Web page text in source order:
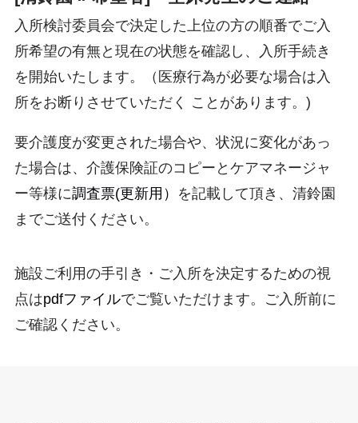
入所検討委員会で決定した上位の方の順番でご入
所希望の有無と現在の状態を確認し、入所手続き
を開始いたします。（医療行為が必要な場合は入
所をお断りさせていただく ことがあります。)
要介護度が変更された場合や、状況に変化があっ
た場合は、介護保険証のコピーとケアマネージャ
ー等様に調査票(更新用）
を記載して頂き、清鈴園
までご送付ください。
施設ご利用の手引き・ご入所を決定するための視
点はpdfファイルでご覧いただけます。ご入所前に
ご確認ください。